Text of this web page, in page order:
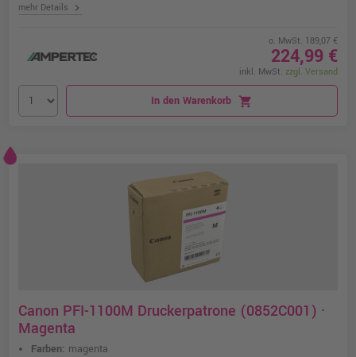
mehr Details chevron_right
o. MwSt. 189,07 €
224,99 €
inkl. MwSt. zzgl. Versand
In den Warenkorb shopping_cart
Canon PFI-1100M Druckerpatrone (0852C001) ·
Magenta
Farben: magenta